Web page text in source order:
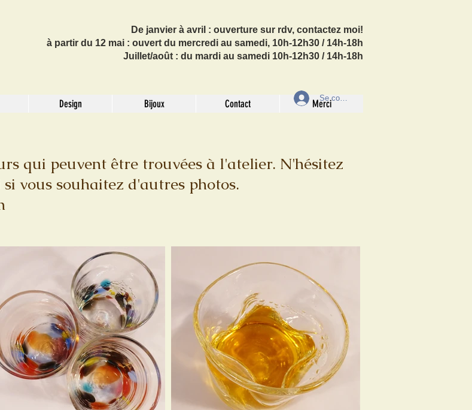
De janvier à avril : ouverture sur rdv, contactez moi!
à partir du 12 mai : ouvert du mercredi au samedi, 10h-12h30 / 14h-18h
Juillet/août : du mardi au samedi 10h-12h30 / 14h-18h
Design Bijoux Contact Merci
Se connecter
qui peuvent être trouvées à l'atelier. N'hésitez
vous souhaitez d'autres photos.